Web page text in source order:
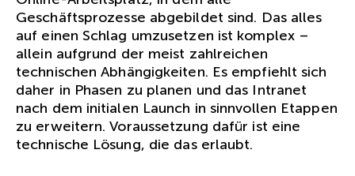
Geschäftsprozesse abgebildet sind. Das alles
auf einen Schlag umzusetzen ist komplex –
allein aufgrund der meist zahlreichen
technischen Abhängigkeiten. Es empfiehlt sich
daher in Phasen zu planen und das Intranet
nach dem initialen Launch in sinnvollen Etappen
zu erweitern. Voraussetzung dafür ist eine
technische Lösung, die das erlaubt.